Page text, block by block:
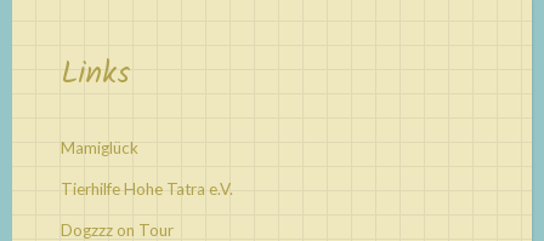
Links
Mamiglück
Tierhilfe Hohe Tatra e.V.
Dogzzz on Tour